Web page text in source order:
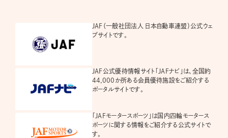
JAF（一般社団法人 日本自動車連盟）公式ウェ
ブサイトです。
JAF公式優待情報サイト「JAFナビ」は、全国約
44,000か所ある会員優待施設をご紹介する
ポータルサイトです。
「JAFモータースポーツ」は国内四輪モータース
ポーツに関する情報をご紹介する公式サイトで
す。